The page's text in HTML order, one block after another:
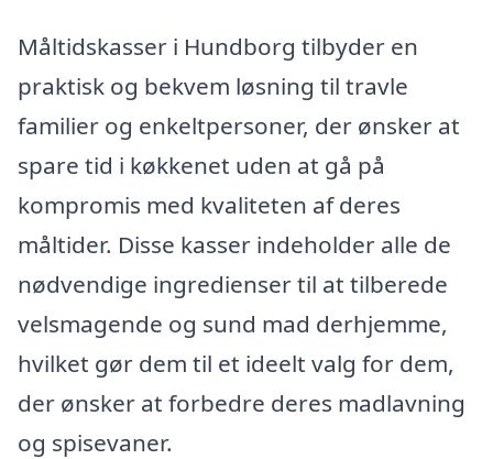
Måltidskasser i Hundborg tilbyder en
praktisk og bekvem løsning til travle
familier og enkeltpersoner, der ønsker at
spare tid i køkkenet uden at gå på
kompromis med kvaliteten af deres
måltider. Disse kasser indeholder alle de
nødvendige ingredienser til at tilberede
velsmagende og sund mad derhjemme,
hvilket gør dem til et ideelt valg for dem,
der ønsker at forbedre deres madlavning
og spisevaner.